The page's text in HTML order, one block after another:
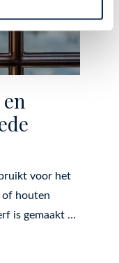
voor het
of houten
is gemaakt …